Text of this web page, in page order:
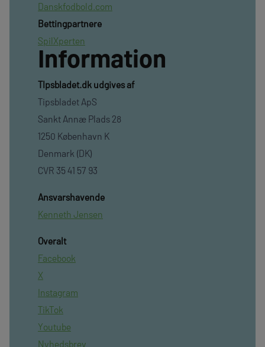
Danskfodbold.com
Bettingpartnere
SpilXperten
Information
TIpsbladet.dk udgives af
Tipsbladet ApS
Sankt Annæ Plads 28
1250 København K
Denmark (DK)
CVR 35 41 57 93
Ansvarshavende
Kenneth Jensen
Overalt
Facebook
X
Instagram
TikTok
Youtube
Nyhedsbrev